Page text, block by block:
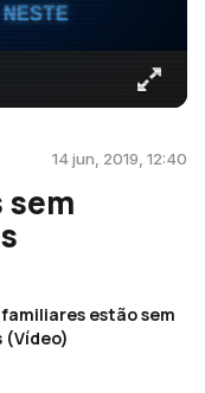
14 jun, 2019, 12:40
estão sem